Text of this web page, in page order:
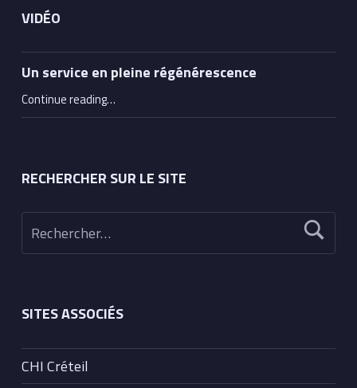
VIDÉO
Un service en pleine régénérescence
Continue reading“Un service en pleine régénérescence”
…
RECHERCHER SUR LE SITE
Rechercher :
SITES ASSOCIÉS
CHI Créteil